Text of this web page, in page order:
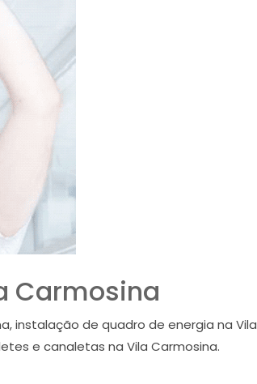
Carmosina
instalação de quadro de energia na Vila
e canaletas na Vila Carmosina.